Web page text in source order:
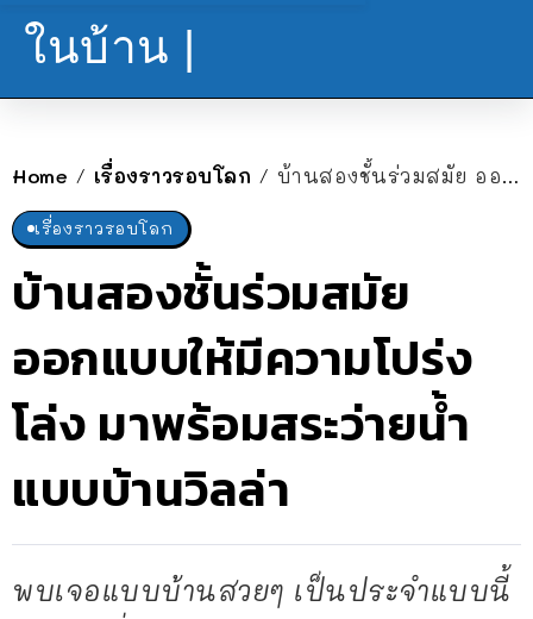
ในบ้าน |
Home / เรื่องราวรอบโลก / บ้านสองชั้นร่วมสมัย ออกแบบให้มีความโปร่งโล่ง มาพร้อมสระว่ายน้ำแบบบ้านวิลล่า
เรื่องราวรอบโลก
บ้านสองชั้นร่วมสมัย
ออกแบบให้มีความโปร่ง
โล่ง มาพร้อมสระว่ายน้ำ
แบบบ้านวิลล่า
พบเจอแบบบ้านสวยๆ เป็นประจำแบบนี้